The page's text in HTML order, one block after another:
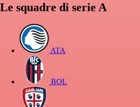
Le squadre di serie A
ATA
BOL